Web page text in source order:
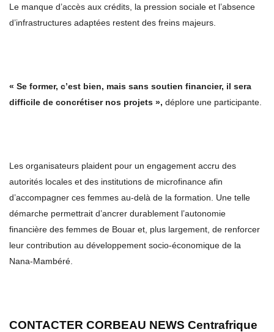
Le manque d’accès aux crédits, la pression sociale et l’absence
d’infrastructures adaptées restent des freins majeurs.
« Se former, c’est bien, mais sans soutien financier, il sera
difficile de concrétiser nos projets », déplore une participante.
Les organisateurs plaident pour un engagement accru des
autorités locales et des institutions de microfinance afin
d’accompagner ces femmes au-delà de la formation. Une telle
démarche permettrait d’ancrer durablement l’autonomie
financière des femmes de Bouar et, plus largement, de renforcer
leur contribution au développement socio-économique de la
Nana-Mambéré.
CONTACTER CORBEAU NEWS Centrafrique